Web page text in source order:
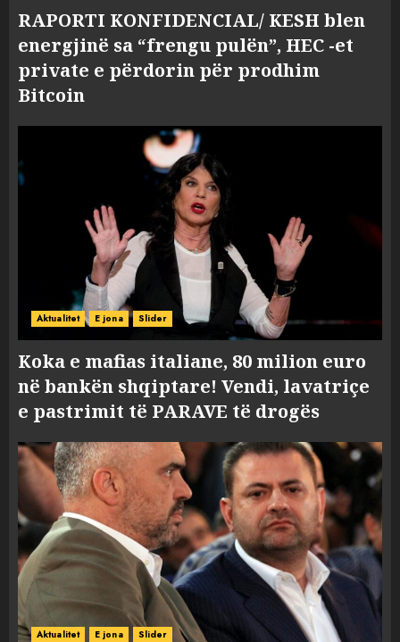
RAPORTI KONFIDENCIAL/ KESH blen
energjinë sa “frengu pulën”, HEC -et
private e përdorin për prodhim
Bitcoin
Aktualitet E jona Slider
Koka e mafias italiane, 80 milion euro
në bankën shqiptare! Vendi, lavatriçe
e pastrimit të PARAVE të drogës
Aktualitet E jona Slider